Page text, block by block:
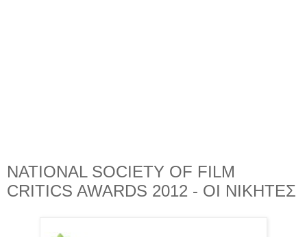
NATIONAL SOCIETY OF FILM
CRITICS AWARDS 2012 - ΟΙ ΝΙΚΗΤΕΣ